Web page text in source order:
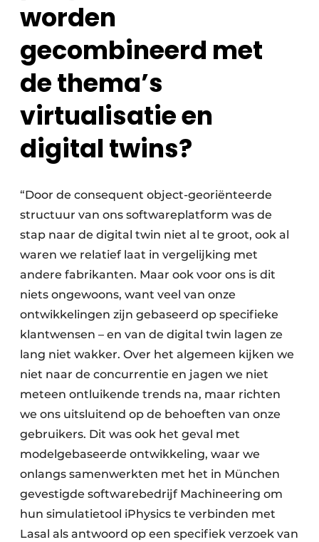
worden
gecombineerd met
de thema’s
virtualisatie en
digital twins?
“Door de consequent object-georiënteerde
structuur van ons softwareplatform was de
stap naar de digital twin niet al te groot, ook al
waren we relatief laat in vergelijking met
andere fabrikanten. Maar ook voor ons is dit
niets ongewoons, want veel van onze
ontwikkelingen zijn gebaseerd op specifieke
klantwensen – en van de digital twin lagen ze
lang niet wakker. Over het algemeen kijken we
niet naar de concurrentie en jagen we niet
meteen ontluikende trends na, maar richten
we ons uitsluitend op de behoeften van onze
gebruikers. Dit was ook het geval met
modelgebaseerde ontwikkeling, waar we
onlangs samenwerkten met het in München
gevestigde softwarebedrijf Machineering om
hun simulatietool iPhysics te verbinden met
Lasal als antwoord op een specifiek verzoek van